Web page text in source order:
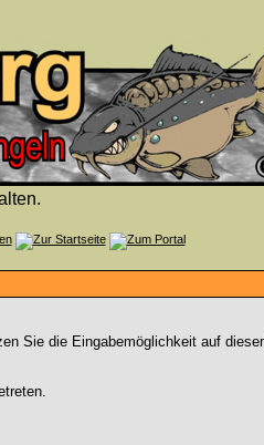
Sie die Eingabemöglichkeit auf